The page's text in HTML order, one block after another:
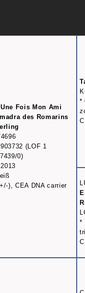
Une Fois Mon Ami
des Romarins
(LOF 1
0)
), CEA DNA carrier
*
*